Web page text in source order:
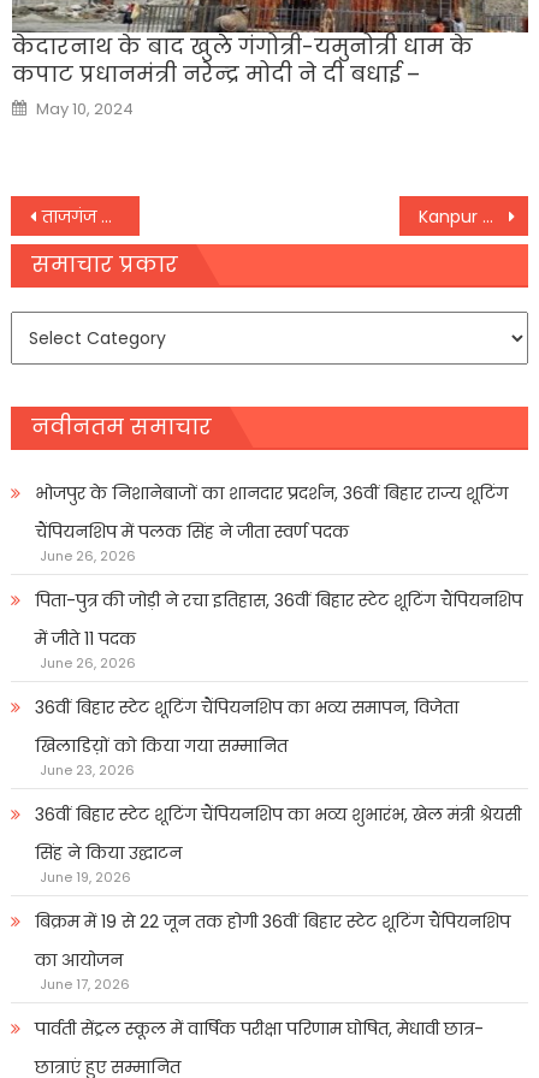
केदारनाथ के बाद खुले गंगोत्री-यमुनोत्री धाम के
कपाट प्रधानमंत्री नरेन्‍द्र मोदी ने दी बधाई –
Posted
on
May 10, 2024
Post
navigation
ताजगंज में व्यावसायिक गतिविधियां बंद कराने के लिए एडीए का फरमान, 17 तक बंद करें प्रतिष्ठान Kanpur में श्रद्धालुओं से भरी ट्रैक्टर ट्रॉली तालाब पलटने से 27 की मौत और कई घायल, मुख्यमंत्री ने जताया शोक
समाचार प्रकार
नवीनतम समाचार
भोजपुर के निशानेबाजों का शानदार प्रदर्शन, 36वीं बिहार राज्य शूटिंग
चैंपियनशिप में पलक सिंह ने जीता स्वर्ण पदक
June 26, 2026
पिता-पुत्र की जोड़ी ने रचा इतिहास, 36वीं बिहार स्टेट शूटिंग चैंपियनशिप
में जीते 11 पदक
June 26, 2026
36वीं बिहार स्टेट शूटिंग चैंपियनशिप का भव्य समापन, विजेता
खिलाडिय़ों को किया गया सम्मानित
June 23, 2026
36वीं बिहार स्टेट शूटिंग चैंपियनशिप का भव्य शुभारंभ, खेल मंत्री श्रेयसी
सिंह ने किया उद्घाटन
June 19, 2026
बिक्रम में 19 से 22 जून तक होगी 36वीं बिहार स्टेट शूटिंग चैंपियनशिप
का आयोजन
June 17, 2026
पार्वती सेंट्रल स्कूल में वार्षिक परीक्षा परिणाम घोषित, मेधावी छात्र-
छात्राएं हुए सम्मानित